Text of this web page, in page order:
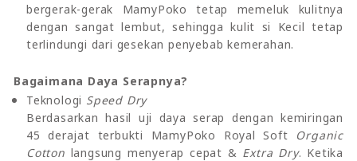
bergerak-gerak MamyPoko tetap memeluk kulitnya
dengan sangat lembut, sehingga kulit si Kecil tetap
terlindungi dari gesekan penyebab kemerahan.
Bagaimana Daya Serapnya?
Teknologi Speed Dry
Berdasarkan hasil uji daya serap dengan kemiringan
45 derajat terbukti MamyPoko Royal Soft Organic
Cotton langsung menyerap cepat & Extra Dry. Ketika